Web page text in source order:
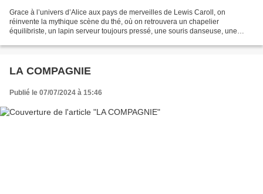
Grace à l’univers d’Alice aux pays de merveilles de Lewis Caroll, on
réinvente la mythique scène du thé, où on retrouvera un chapelier
équilibriste, un lapin serveur toujours pressé, une souris danseuse, une
LA COMPAGNIE
Publié le 07/07/2024 à 15:46